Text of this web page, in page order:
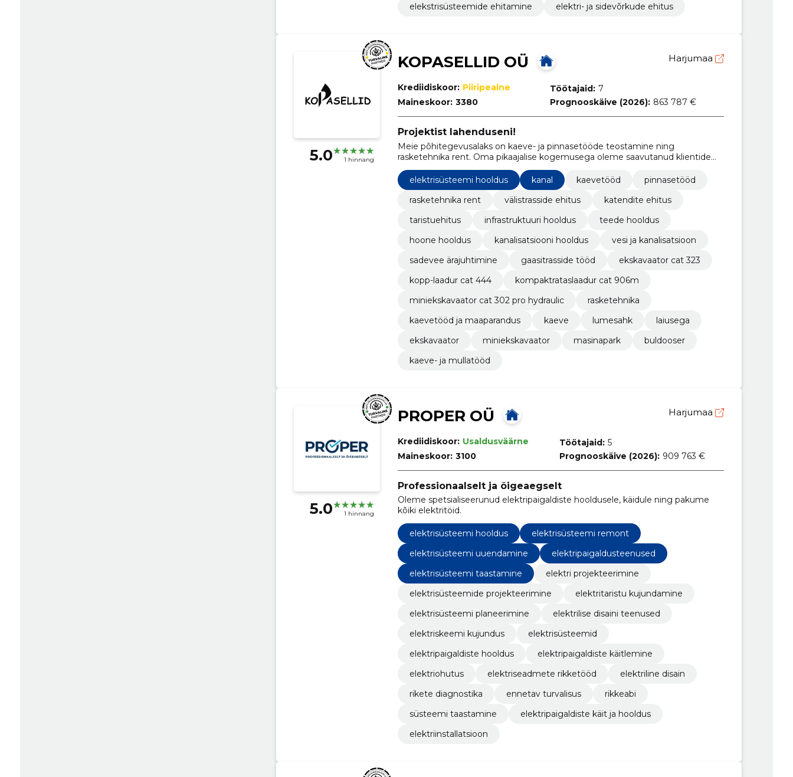
elekstrisüsteemide ehitamine
elektri- ja sidevõrkude ehitus
5.0 1 hinnang
KOPASELLID OÜ Harjumaa
Krediidiskoor: Piiripealne
Maineskoor: 3380
Töötajaid: 7
Prognooskäive (2026): 863 787 €
Projektist lahenduseni!
Meie põhitegevusalaks on kaeve- ja pinnasetööde teostamine ning
rasketehnika rent. Oma pikaajalise kogemusega oleme saavutanud klientide
ettevõtmises.
elektrisüsteemi hooldus kanal kaevetööd
pinnasetööd
rasketehnika rent
välistrasside ehitus
katendite ehitus
taristuehitus
infrastruktuuri hooldus
teede hooldus
hoone hooldus
kanalisatsiooni hooldus
vesi ja kanalisatsioon
sadevee ärajuhtimine
gaasitrasside tööd
ekskavaator cat 323
kopp-laadur cat 444
kompaktrataslaadur cat 906m
miniekskavaator cat 302 pro hydraulic
rasketehnika
kaevetööd ja maaparandus
kaeve lumesahk
laiusega
ekskavaator
miniekskavaator masinapark
buldooser
kaeve- ja mullatööd
5.0 1 hinnang
PROPER OÜ Harjumaa
Krediidiskoor: Usaldusväärne
Maineskoor: 3100
Töötajaid: 5
Prognooskäive (2026): 909 763 €
Professionaalselt ja õigeaegselt
Oleme spetsialiseerunud elektripaigaldiste hooldusele, käidule ning pakume
kõiki elektritöid.
elektrisüsteemi hooldus
elektrisüsteemi remont
elektrisüsteemi uuendamine
elektripaigaldusteenused
elektrisüsteemi taastamine
elektri projekteerimine
elektrisüsteemide projekteerimine
elektritaristu kujundamine
elektrisüsteemi planeerimine
elektrilise disaini teenused
elektriskeemi kujundus
elektrisüsteemid
elektripaigaldiste hooldus
elektripaigaldiste käitlemine
elektriohutus
elektriseadmete rikketööd
elektriline disain
rikete diagnostika
ennetav turvalisus
rikkeabi
süsteemi taastamine
elektripaigaldiste käit ja hooldus
elektriinstallatsioon